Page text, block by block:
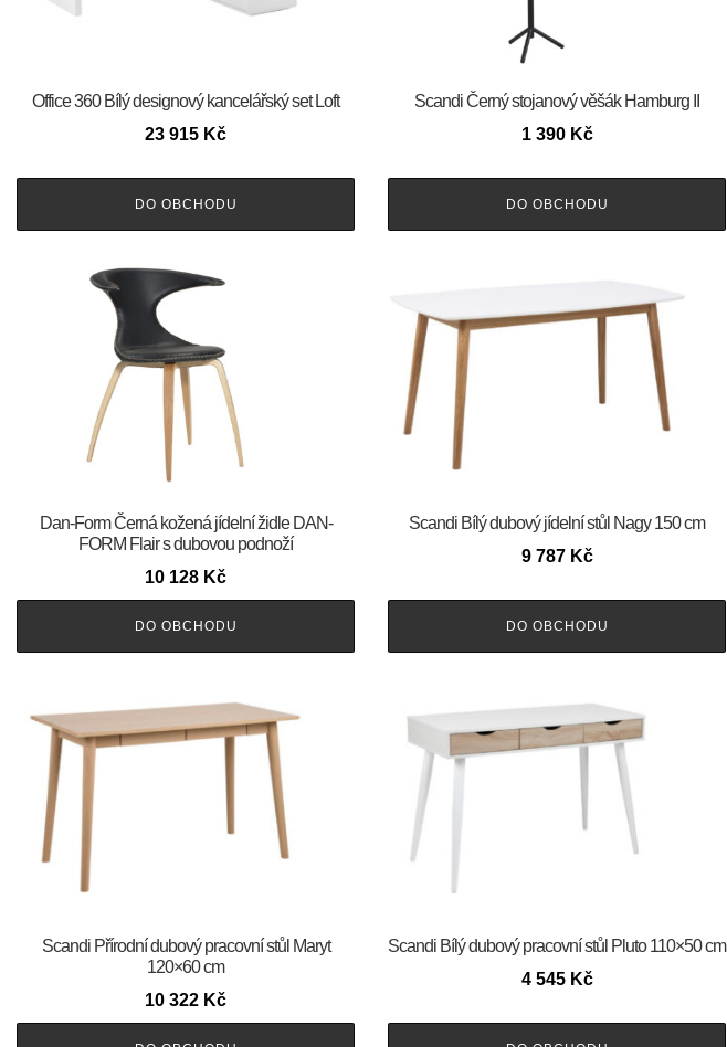
Office 360 Bílý designový kancelářský set Loft
23 915 Kč
DO OBCHODU
Scandi Černý stojanový věšák Hamburg II
1 390 Kč
DO OBCHODU
​​​​​Dan-Form Černá kožená jídelní židle DAN-
FORM Flair s dubovou podnoží
10 128 Kč
DO OBCHODU
Scandi Bílý dubový jídelní stůl Nagy 150 cm
9 787 Kč
DO OBCHODU
Scandi Přírodní dubový pracovní stůl Maryt
120×60 cm
10 322 Kč
Scandi Bílý dubový pracovní stůl Pluto 110×50 cm
4 545 Kč